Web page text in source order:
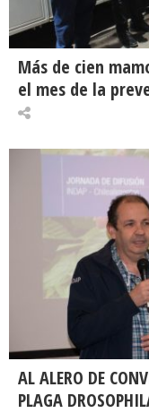
Más de cien
el mes de la
AL ALERO DE
PLAGA